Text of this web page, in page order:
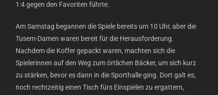
1:4 gegen den Favoriten führte.
Am Samstag begannen die Spiele bereits um 10 Uhr, aber die
Tusem-Damen waren bereit für die Herausforderung.
Nachdem die Koffer gepackt waren, machten sich die
Spielerinnen auf den Weg zum örtlichen Bäcker, um sich kurz
zu stärken, bevor es dann in die Sporthalle ging. Dort galt es,
noch rechtzeitig einen Tisch fürs Einspielen zu ergattern,